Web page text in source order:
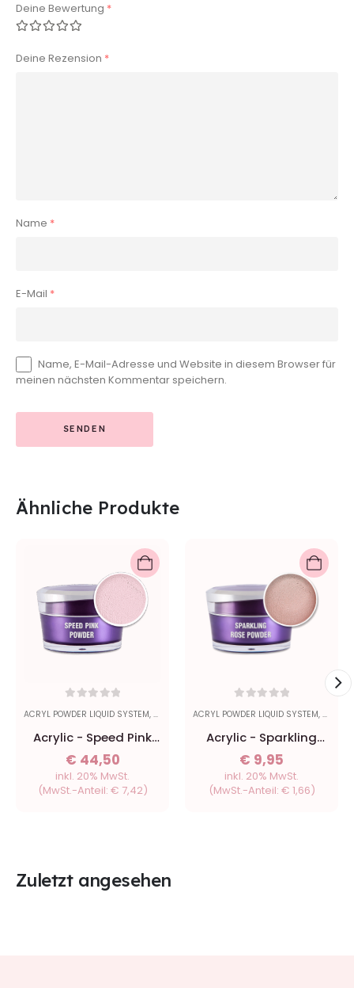
Deine Bewertung *
Deine Rezension *
Name *
E-Mail *
Name, E-Mail-Adresse und Website in diesem Browser für
meinen nächsten Kommentar speichern.
Ähnliche Produkte
ACRYL POWDER LIQUID SYSTEM, POWDER
Acrylic - Speed Pink
Powder 140gr
€ 44,50
inkl. 20% MwSt.
(MwSt.-Anteil: € 7,42)
ACRYL POWDER LIQUID SYSTEM,
Acrylic - Sparkling
Rose Powder 15ml
€ 9,95
inkl. 20% MwSt.
(MwSt.-Anteil: € 1,66)
Zuletzt angesehen